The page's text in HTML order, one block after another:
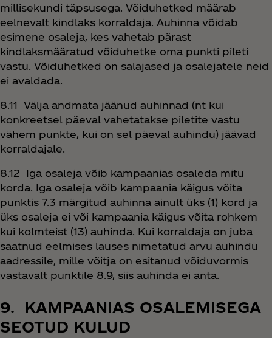
millisekundi täpsusega. Võiduhetked määrab
eelnevalt kindlaks korraldaja. Auhinna võidab
esimene osaleja, kes vahetab pärast
kindlaksmääratud võiduhetke oma punkti pileti
vastu. Võiduhetked on salajased ja osalejatele neid
ei avaldada.
8.11 Välja andmata jäänud auhinnad (nt kui
konkreetsel päeval vahetatakse piletite vastu
vähem punkte, kui on sel päeval auhindu) jäävad
korraldajale.
8.12 Iga osaleja võib kampaanias osaleda mitu
korda. Iga osaleja võib kampaania käigus võita
punktis 7.3 märgitud auhinna ainult üks (1) kord ja
üks osaleja ei või kampaania käigus võita rohkem
kui kolmteist (13) auhinda. Kui korraldaja on juba
saatnud eelmises lauses nimetatud arvu auhindu
aadressile, mille võitja on esitanud võiduvormis
vastavalt punktile 8.9, siis auhinda ei anta.
9. KAMPAANIAS OSALEMISEGA
SEOTUD KULUD